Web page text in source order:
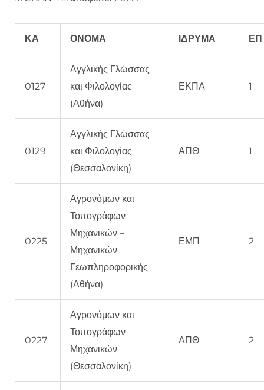
ΚΑ ΟΝΟΜΑ ΙΔΡΥΜΑ ΕΠ
0127
Αγγλικής Γλώσσας
και Φιλολογίας
(Αθήνα)
ΕΚΠΑ 1
0129
Αγγλικής Γλώσσας
και Φιλολογίας
(Θεσσαλονίκη)
ΑΠΘ 1
0225
Αγρονόμων και
Τοπογράφων
Μηχανικών –
Μηχανικών
Γεωπληροφορικής
(Αθήνα)
ΕΜΠ 2
0227
Αγρονόμων και
Τοπογράφων
Μηχανικών
(Θεσσαλονίκη)
ΑΠΘ 2